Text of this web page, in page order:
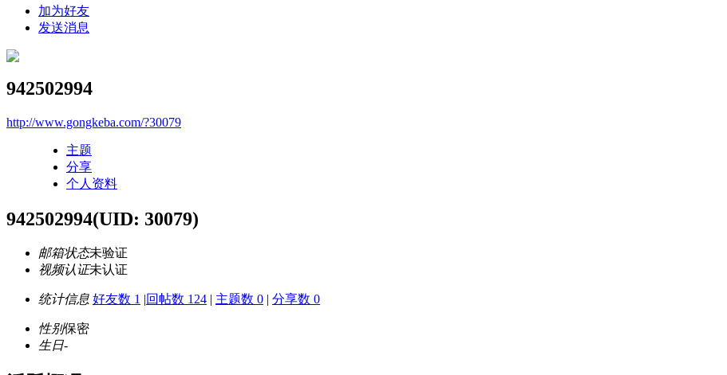
加为好友
发送消息
942502994
http://www.gongkeba.com/?30079
主题
分享
个人资料
942502994(UID: 30079)
邮箱状态未验证
视频认证未认证
统计信息 好友数 1 |回帖数 124 | 主题数 0 | 分享数 0
性别保密
生日-